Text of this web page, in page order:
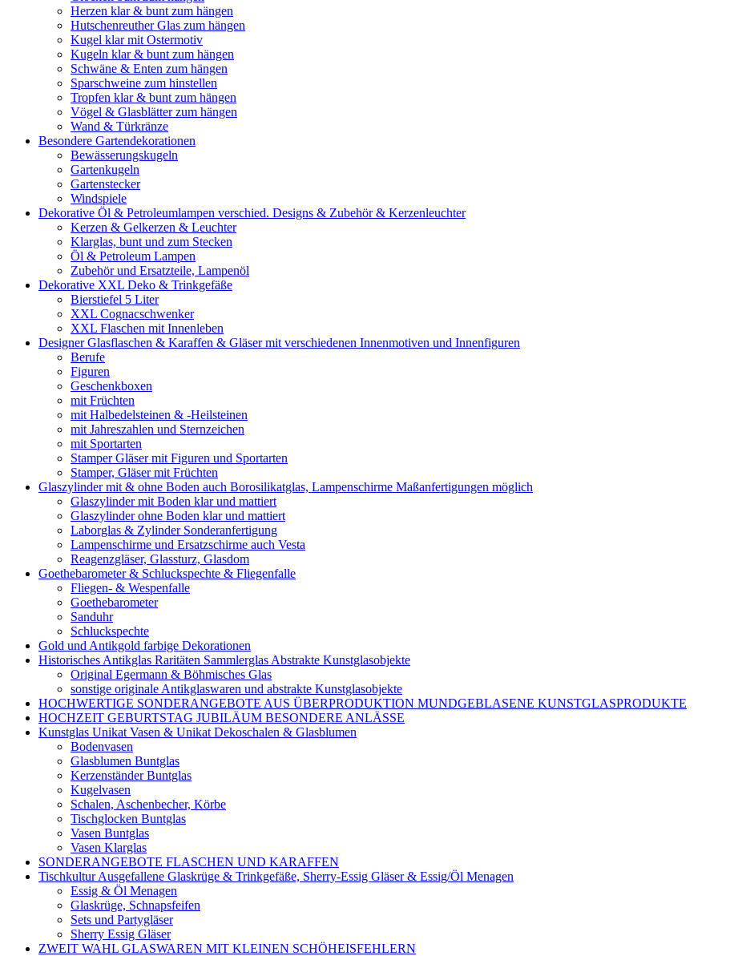
Herzen klar & bunt zum hängen
Hutschenreuther Glas zum hängen
Kugel klar mit Ostermotiv
Kugeln klar & bunt zum hängen
Schwäne & Enten zum hängen
Sparschweine zum hinstellen
Tropfen klar & bunt zum hängen
Vögel & Glasblätter zum hängen
Wand & Türkränze
Besondere Gartendekorationen
Bewässerungskugeln
Gartenkugeln
Gartenstecker
Windspiele
Dekorative Öl & Petroleumlampen verschied. Designs & Zubehör & Kerzenleuchter
Kerzen & Gelkerzen & Leuchter
Klarglas, bunt und zum Stecken
Öl & Petroleum Lampen
Zubehör und Ersatzteile, Lampenöl
Dekorative XXL Deko & Trinkgefäße
Bierstiefel 5 Liter
XXL Cognacschwenker
XXL Flaschen mit Innenleben
Designer Glasflaschen & Karaffen & Gläser mit verschiedenen Innenmotiven und Innenfiguren
Berufe
Figuren
Geschenkboxen
mit Früchten
mit Halbedelsteinen & -Heilsteinen
mit Jahreszahlen und Sternzeichen
mit Sportarten
Stamper Gläser mit Figuren und Sportarten
Stamper, Gläser mit Früchten
Glaszylinder mit & ohne Boden auch Borosilikatglas, Lampenschirme Maßanfertigungen möglich
Glaszylinder mit Boden klar und mattiert
Glaszylinder ohne Boden klar und mattiert
Laborglas & Zylinder Sonderanfertigung
Lampenschirme und Ersatzschirme auch Vesta
Reagenzgläser, Glassturz, Glasdom
Goethebarometer & Schluckspechte & Fliegenfalle
Fliegen- & Wespenfalle
Goethebarometer
Sanduhr
Schluckspechte
Gold und Antikgold farbige Dekorationen
Historisches Antikglas Raritäten Sammlerglas Abstrakte Kunstglasobjekte
Original Egermann & Böhmisches Glas
sonstige originale Antikglaswaren und abstrakte Kunstglasobjekte
HOCHWERTIGE SONDERANGEBOTE AUS ÜBERPRODUKTION MUNDGEBLASENE KUNSTGLASPRODUKTE
HOCHZEIT GEBURTSTAG JUBILÄUM BESONDERE ANLÄSSE
Kunstglas Unikat Vasen & Unikat Dekoschalen & Glasblumen
Bodenvasen
Glasblumen Buntglas
Kerzenständer Buntglas
Kugelvasen
Schalen, Aschenbecher, Körbe
Tischglocken Buntglas
Vasen Buntglas
Vasen Klarglas
SONDERANGEBOTE FLASCHEN UND KARAFFEN
Tischkultur Ausgefallene Glaskrüge & Trinkgefäße, Sherry-Essig Gläser & Essig/Öl Menagen
Essig & Öl Menagen
Glaskrüge, Schnapsfeifen
Sets und Partygläser
Sherry Essig Gläser
ZWEIT WAHL GLASWAREN MIT KLEINEN SCHÖHEISFEHLERN